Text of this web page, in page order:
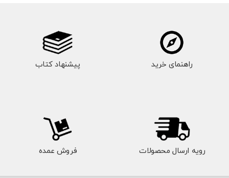
راهنمای خرید پیشنهاد کتاب
رویه ارسال محصولات فروش عمده